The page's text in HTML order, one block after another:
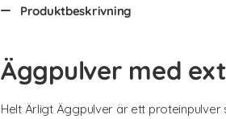
Produktbeskrivning
Äggpulver med
Helt Ärligt Äggpulver är ett